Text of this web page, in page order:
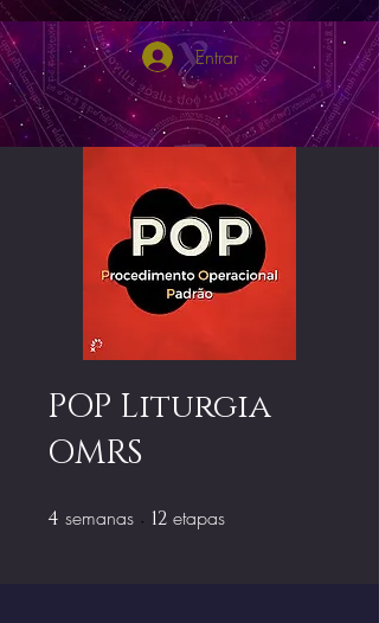
Entrar
POP Liturgia
OMRS
4 semanas 4 semanas
12 etapas